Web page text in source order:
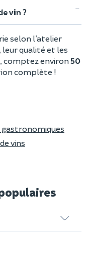
vin ?
selon l’atelier
leur qualité et les
comptez environ50
complète !
vins